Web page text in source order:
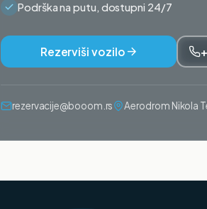
Podrška na putu, dostupni 24/7
Rezerviši vozilo
rezervacije@booom.rs Aerodrom Nikola